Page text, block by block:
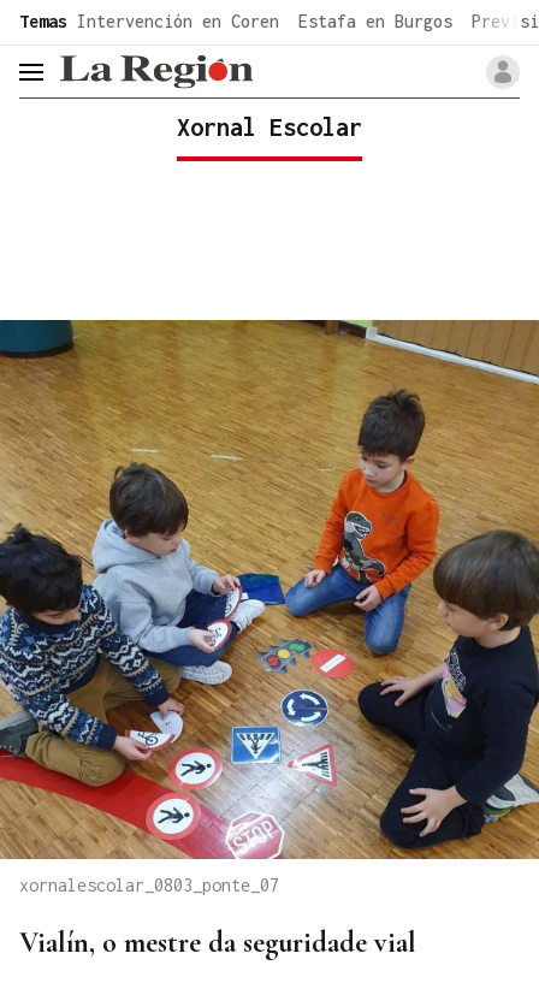
common.go-to-content
Temas Intervención en Coren Estafa en Burgos
header.menu.open
Xornal Escolar
xornalescolar_0803_ponte_07
Vialín, o mestre da seguridade vial